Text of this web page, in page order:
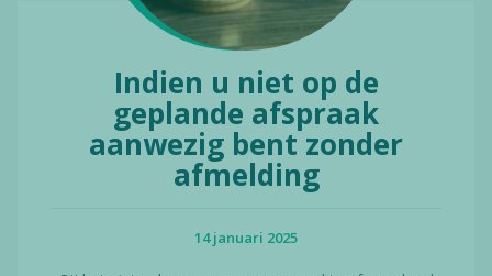
Indien u niet op de
geplande afspraak
aanwezig bent zonder
afmelding
14 januari 2025